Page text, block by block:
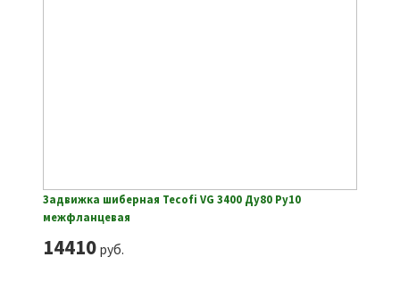
Задвижка шиберная Tecofi VG 3400 Ду80 Ру10
межфланцевая
14410руб.